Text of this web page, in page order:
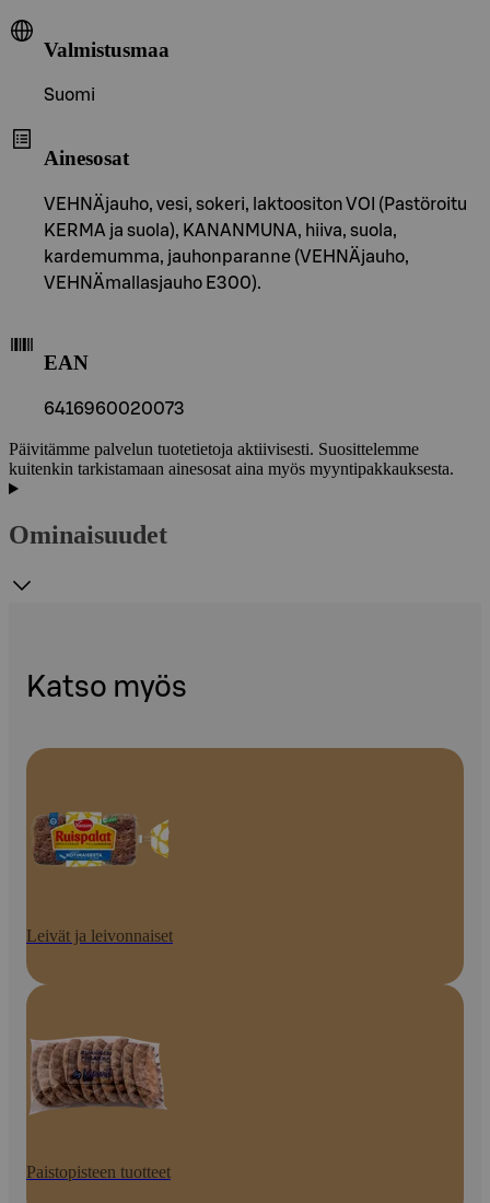
Valmistusmaa
Suomi
Ainesosat
VEHNÄjauho, vesi, sokeri, laktoositon VOI (Pastöroitu
KERMA ja suola), KANANMUNA, hiiva, suola,
kardemumma, jauhonparanne (VEHNÄjauho,
VEHNÄmallasjauho E300).
EAN
6416960020073
Päivitämme palvelun tuotetietoja aktiivisesti. Suosittelemme
kuitenkin tarkistamaan ainesosat aina myös myyntipakkauksesta.
Ominaisuudet
Katso myös
Leivät ja leivonnaiset
Paistopisteen tuotteet